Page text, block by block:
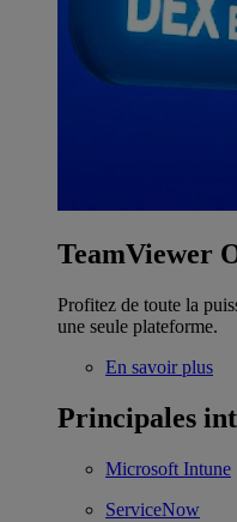
TeamViewer
Profitez de toute la
une seule plateforme.
En savoir plus
Principales
Microsoft Intune
ServiceNow